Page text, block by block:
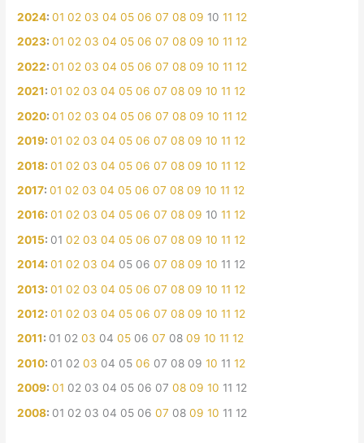
2024:01 02 03 04 05 06 07 08 09 10 11 12
2023:01 02 03 04 05 06 07 08 09 10 11 12
2022:01 02 03 04 05 06 07 08 09 10 11 12
2021:01 02 03 04 05 06 07 08 09 10 11 12
2020:01 02 03 04 05 06 07 08 09 10 11 12
2019:01 02 03 04 05 06 07 08 09 10 11 12
2018:01 02 03 04 05 06 07 08 09 10 11 12
2017:01 02 03 04 05 06 07 08 09 10 11 12
2016:01 02 03 04 05 06 07 08 09 10 11 12
2015: 01 02 03 04 05 06 07 08 09 10 11 12
2014:01 02 03 04 05 06 07 08 09 10 11 12
2013:01 02 03 04 05 06 07 08 09 10 11 12
2012:01 02 03 04 05 06 07 08 09 10 11 12
2011: 01 02 03 04 05 06 07 08 09 10 11 12
2010: 01 02 03 04 05 06 07 08 09 10 11 12
2009:01 02 03 04 05 06 07 08 09 10 11 12
2008: 01 02 03 04 05 06 07 08 09 10 11 12